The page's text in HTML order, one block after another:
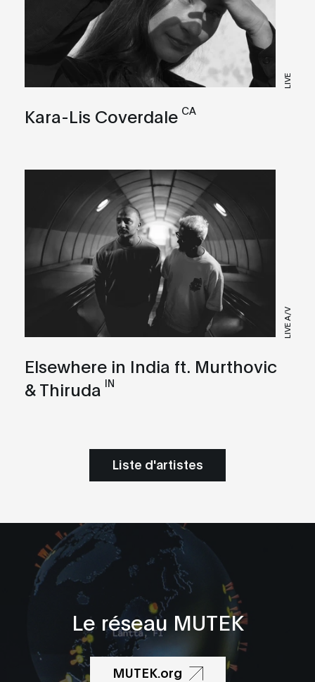
LIVE
Kara-Lis Coverdale CA
LIVE A/V
Elsewhere in India ft. Murthovic
& Thiruda IN
Liste d'artistes
Le réseau MUTEK
MUTEK.org